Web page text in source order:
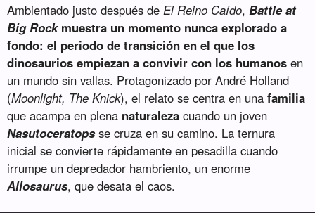
Ambientado justo después de El Reino Caído, Battle at
Big Rockmuestra un momento nunca explorado a
fondo: el periodo de transición en el que los
dinosaurios empiezan a convivir con los humanos en
un mundo sin vallas. Protagonizado por André Holland
(Moonlight, The Knick), el relato se centra en unafamilia
que acampa en plena naturaleza cuando un joven
Nasutoceratopsse cruza en su camino. La ternura
inicial se convierte rápidamente en pesadilla cuando
irrumpe un depredador hambriento, un enorme
Allosaurus, que desata el caos.